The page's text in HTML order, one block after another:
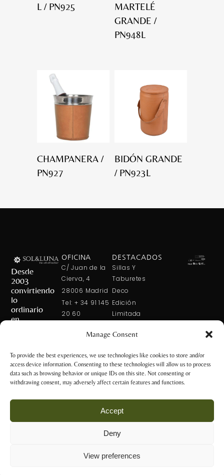
Manage Consent
To provide the best experiences, we use technologies like cookies to store and/or
access device information. Consenting to these technologies will allow us to process
data such as browsing behavior or unique IDs on this site. Not consenting or
withdrawing consent, may adversely affect certain features and functions.
Accept
Deny
View preferences
L / PN925
MARTELÉ
GRANDE /
PN948L
CHAMPANERA /
PN927
BIDÓN GRANDE
/ PN923L
Desde
2003
convirtiendo
lo
ordinario
en
OFICINA
C/ Juan de la
Cierva, 4
28006 Madrid
Tel: + 34 91 145
20 60
TIENDA
C/ Núñez de
+34 917 81 28
+34 600 421 113
DESTACADOS
Sillas Y
Taburetes
Deco
Edición
Limitada
Mesa
Chic